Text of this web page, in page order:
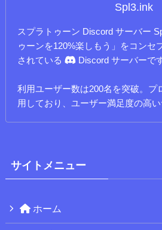
Spl3.ink
スプラトゥーン Discord サーバー
ゥーンを120%楽しもう」をコンセ
されている
Discord サーバーで
利用ユーザー数は200名を突破。プ
用しており、ユーザー満足度の高い
サイトメニュー
ホーム